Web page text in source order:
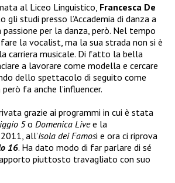
al Liceo Linguistico, Francesca De
gli studi presso l’Accademia di danza a
per la danza, però. Nel tempo
la vocalist, ma la sua strada non si è
carriera musicale. Di fatto la bella
a lavorare come modella e cercare
dello spettacolo di seguito come
fa anche l’influencer.
grazie ai programmi in cui è stata
5o Domenica Livee la
all’Isola dei Famosi e ora ci riprova
16. Ha dato modo di far parlare di sé
piuttosto travagliato con suo